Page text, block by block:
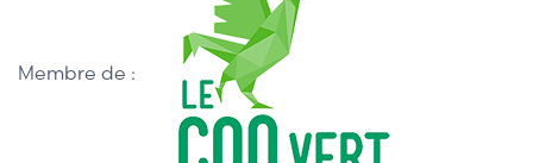
Membre de :